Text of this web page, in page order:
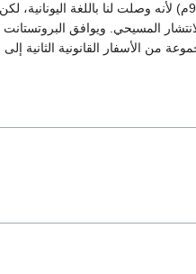
تتكون الأسفار الثانية من 10 أسفار أو أجزاء من سفر. وقد رفضها
المسيحي. ويوافق البروتستانت
من الأسفار القانونية الثانية إلى